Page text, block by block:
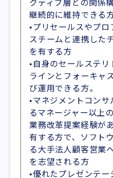
継続的に維持できる
•プリセールスやプ
スチームと連携した
を有する方
•自身のセールステ
ラインとフォーキャ
び運用できる方。
•マネジメントコン
るマネージャー以上
業務改革提案経験が
有する方で、ソフト
る大手法人顧客営業
を志望される方
•優れたプレゼンテ